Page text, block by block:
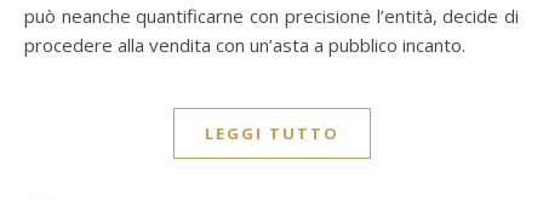
può neanche quantificarne con precisione l’entità, decide di
procedere alla vendita con un’asta a pubblico incanto.
LEGGI TUTTO